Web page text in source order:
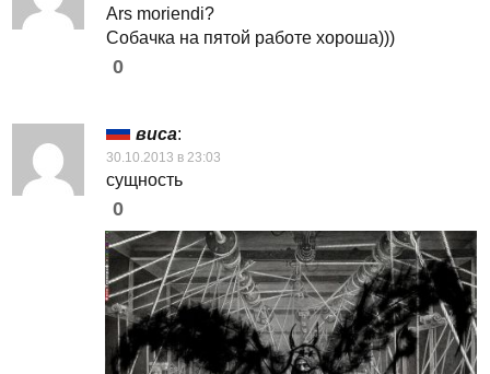
Ars moriendi?
Собачка на пятой работе хороша)))
0
виса:
30.10.2013 в 23:03
сущность
0